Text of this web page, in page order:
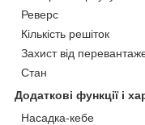
Реверс
Кількість решіток
Захист від
Стан
Додаткові функції і
Насадка-кебе